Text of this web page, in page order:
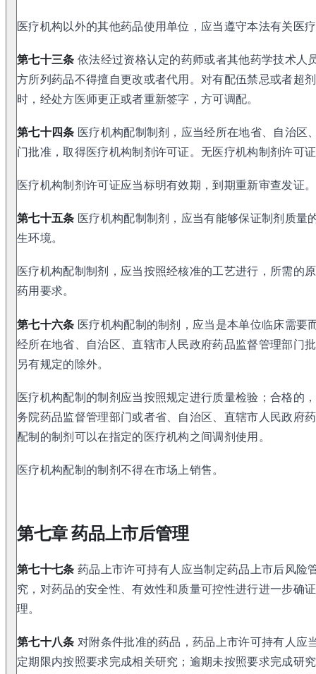
医疗机构以外的其他药品使用单位，应当遵守本法有关医
第七十三条 依法经过资格认定的药师或者其他药学技术人
方所列药品不得擅自更改或者代用。对有配伍禁忌或者超
时，经处方医师更正或者重新签字，方可调配。
第七十四条 医疗机构配制制剂，应当经所在地省、自治区
门批准，取得医疗机构制剂许可证。无医疗机构制剂许可
医疗机构制剂许可证应当标明有效期，到期重新审查发证。
第七十五条 医疗机构配制制剂，应当有能够保证制剂质量
生环境。
医疗机构配制制剂，应当按照经核准的工艺进行，所需的
药用要求。
第七十六条 医疗机构配制的制剂，应当是本单位临床需要
经所在地省、自治区、直辖市人民政府药品监督管理部门
另有规定的除外。
医疗机构配制的制剂应当按照规定进行质量检验；合格的
务院药品监督管理部门或者省、自治区、直辖市人民政府
配制的制剂可以在指定的医疗机构之间调剂使用。
医疗机构配制的制剂不得在市场上销售。
第七章 药品上市后管理
第七十七条 药品上市许可持有人应当制定药品上市后风险
究，对药品的安全性、有效性和质量可控性进行进一步确
理。
第七十八条 对附条件批准的药品，药品上市许可持有人应
定期限内按照要求完成相关研究；逾期未按照要求完成研